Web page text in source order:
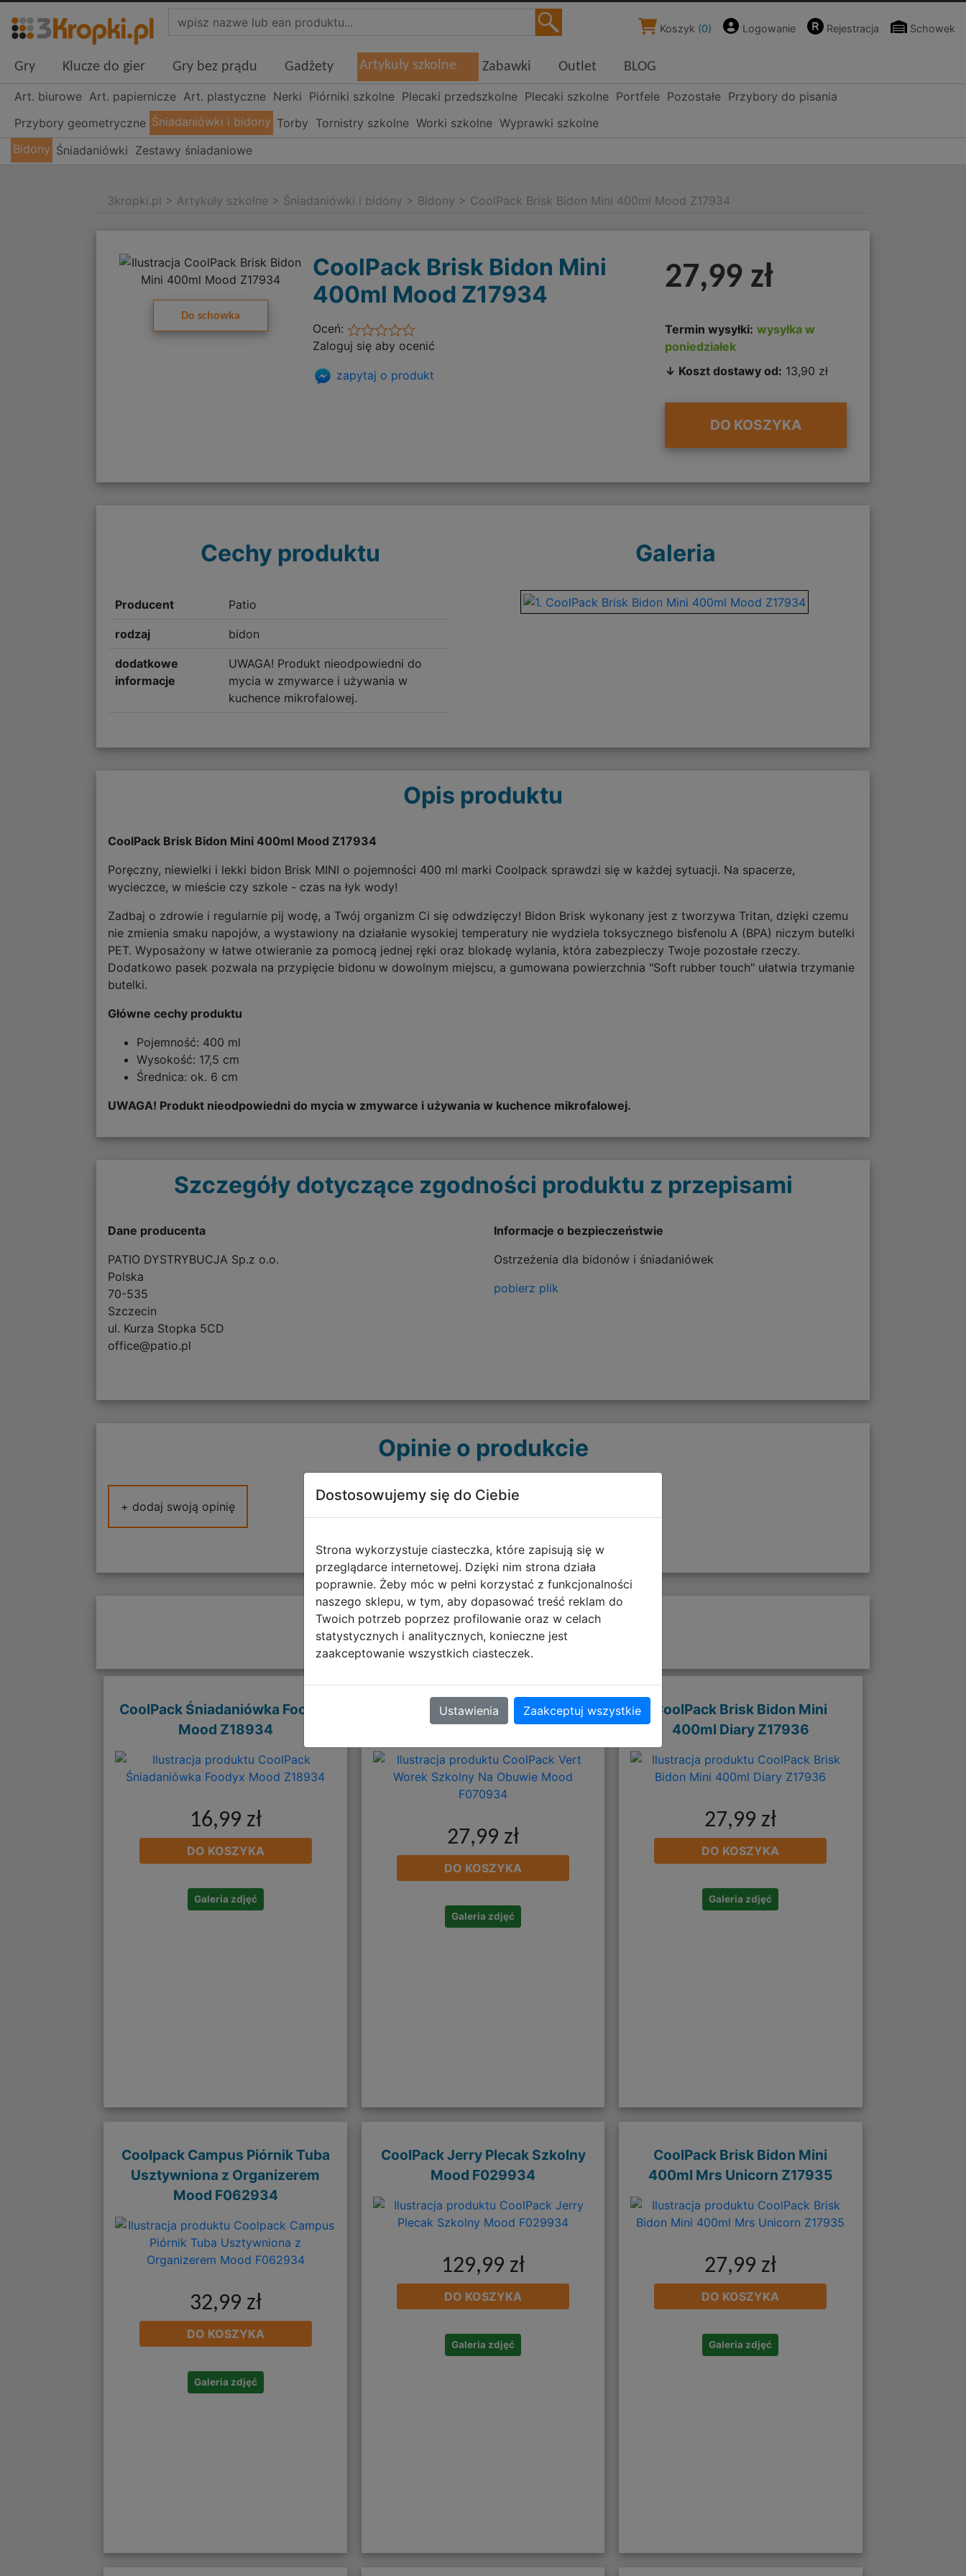
Koszyk (0) Logowanie Rejestracja Schowek
Gry Klucze do gier Gry bez prądu Gadżety Artykuły szkolne Zabawki Outlet BLOG
Art. biurowe Art. papiernicze Art. plastyczne Nerki Piórniki szkolne Plecaki przedszkolne Plecaki szkolne Portfele Pozostałe Przybory do pisania
Przybory geometryczne Śniadaniówki i bidony Torby Tornistry szkolne Worki szkolne Wyprawki szkolne
Bidony Śniadaniówki Zestawy śniadaniowe
3kropki.pl > Artykuły szkolne > Śniadaniówki i bidony > Bidony > CoolPack Brisk Bidon Mini 400ml Mood Z17934
Do schowka
CoolPack Brisk Bidon Mini
400ml Mood Z17934
Oceń:
Zaloguj się aby ocenić
zapytaj o produkt
27,99 zł
Termin wysyłki: wysyłka w
poniedziałek
↓ Koszt dostawy od: 13,90 zł
DO KOSZYKA
Cechy produktu
Producent Patio
rodzaj bidon
dodatkowe
informacje
UWAGA! Produkt nieodpowiedni do
mycia w zmywarce i używania w
kuchence mikrofalowej.
Galeria
Opis produktu
CoolPack Brisk Bidon Mini 400ml Mood Z17934
Poręczny, niewielki i lekki bidon Brisk MINI o pojemności 400 ml marki Coolpack sprawdzi się w każdej sytuacji. Na spacerze,
wycieczce, w mieście czy szkole - czas na łyk wody!
Zadbaj o zdrowie i regularnie pij wodę, a Twój organizm Ci się odwdzięczy! Bidon Brisk wykonany jest z tworzywa Tritan, dzięki czemu
nie zmienia smaku napojów, a wystawiony na działanie wysokiej temperatury nie wydziela toksycznego bisfenolu A (BPA) niczym butelki
PET. Wyposażony w łatwe otwieranie za pomocą jednej ręki oraz blokadę wylania, która zabezpieczy Twoje pozostałe rzeczy.
Dodatkowo pasek pozwala na przypięcie bidonu w dowolnym miejscu, a gumowana powierzchnia "Soft rubber touch" ułatwia trzymanie
butelki.
Główne cechy produktu
Pojemność: 400 ml
Wysokość: 17,5 cm
Średnica: ok. 6 cm
UWAGA! Produkt nieodpowiedni do mycia w zmywarce i używania w kuchence mikrofalowej.
Szczegóły dotyczące zgodności produktu z przepisami
Dane producenta
PATIO DYSTRYBUCJA Sp.z o.o.
Polska
70-535
Szczecin
ul. Kurza Stopka 5CD
office@patio.pl
Informacje o bezpieczeństwie
Ostrzeżenia dla bidonów i śniadaniówek
pobierz plik
Opinie o produkcie
+ dodaj swoją opinię
Polecane
CoolPack Śniadaniówka Foodyx
Mood Z18934
16,99 zł
DO KOSZYKA
Galeria zdjęć
CoolPack Vert Worek Szkolny Na
Obuwie Mood F070934
27,99 zł
DO KOSZYKA
Galeria zdjęć
CoolPack Brisk Bidon Mini
400ml Diary Z17936
27,99 zł
DO KOSZYKA
Galeria zdjęć
Coolpack Campus Piórnik Tuba
Usztywniona z Organizerem
Mood F062934
32,99 zł
DO KOSZYKA
Galeria zdjęć
CoolPack Jerry Plecak Szkolny
Mood F029934
129,99 zł
DO KOSZYKA
Galeria zdjęć
CoolPack Brisk Bidon Mini
400ml Mrs Unicorn Z17935
27,99 zł
DO KOSZYKA
Galeria zdjęć
Dostosowujemy się do Ciebie
Strona wykorzystuje ciasteczka, które zapisują się w
przeglądarce internetowej. Dzięki nim strona działa
poprawnie. Żeby móc w pełni korzystać z funkcjonalności
naszego sklepu, w tym, aby dopasować treść reklam do
Twoich potrzeb poprzez profilowanie oraz w celach
statystycznych i analitycznych, konieczne jest
zaakceptowanie wszystkich ciasteczek.
Ustawienia Zaakceptuj wszystkie